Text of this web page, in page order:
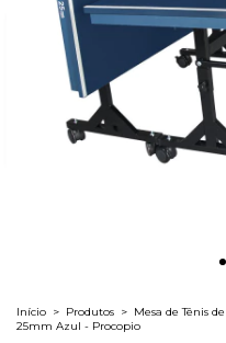
Início > Produtos > Mesa de Tênis
25mm Azul - Procopio